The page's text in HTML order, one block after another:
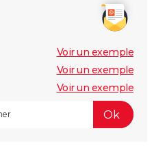
Voir un exemple
Voir un exemple
Voir un exemple